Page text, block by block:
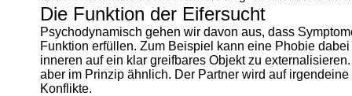
Die Funktion der Eifersucht
Psychodynamisch gehen wir davon aus, dass
Funktion erfüllen. Zum Beispiel kann eine Phobie
inneren auf ein klar greifbares Objekt zu
aber im Prinzip ähnlich. Der Partner wird auf
Konflikte.